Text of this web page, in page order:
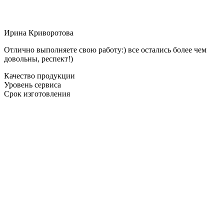
Ирина Криворотова
Отлично выполняете свою работу:) все остались более чем
довольны, респект!)
Качество продукции
Уровень сервиса
Срок изготовления